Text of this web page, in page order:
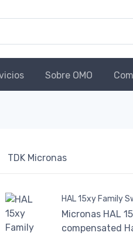
Sobre OMO
TDK Micronas
HAL 15xy Family
Micronas HAL
compensated